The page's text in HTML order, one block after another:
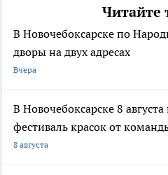
Читайте
В Новочебоксарске по
дворы на двух адресах
Вчера
В Новочебоксарске 8
фестиваль красок от
8 августа